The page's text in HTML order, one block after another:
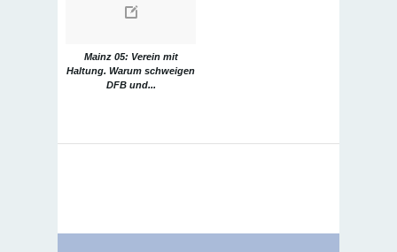
Mainz 05: Verein mit
Haltung. Warum schweigen
DFB und...